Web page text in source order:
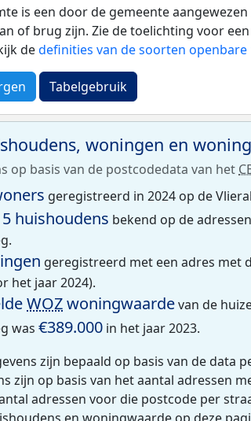
is een door de gemeente
of brug zijn. Zie de toelichting voor
dedefinities van de soorten
Tabelgebruik
woningen en
op basis van de postcodedata van het
geregistreerd in 2024 op de
5 huishoudens bekend op de
geregistreerd met een adres met
het jaar 2024).
WOZwoningwaardevan de
was €389.000 in het jaar 2023.
zijn bepaald op basis van de data
zijn op basis van het aantal adressen
adressen voor die postcode per
en woningwaarde op deze